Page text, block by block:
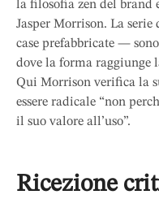
la filosofia zen del brand
Jasper Morrison. La
case prefabbricate —
dove la forma raggiunge
Qui Morrison verifica la
essere radicale “non
il suo valore all’uso”.
Ricezione